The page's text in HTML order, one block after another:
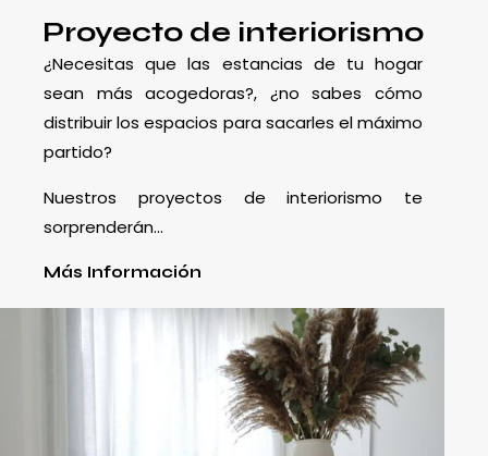
Proyecto de interiorismo
¿Necesitas que las estancias de tu hogar
sean más acogedoras?, ¿no sabes cómo
distribuir los espacios para sacarles el máximo
partido?
Nuestros proyectos de interiorismo te
sorprenderán…
Más Información